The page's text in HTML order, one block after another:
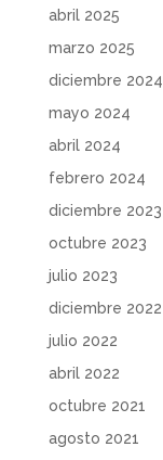
abril 2025
marzo 2025
diciembre 2024
mayo 2024
abril 2024
febrero 2024
diciembre 2023
octubre 2023
julio 2023
diciembre 2022
julio 2022
abril 2022
octubre 2021
agosto 2021